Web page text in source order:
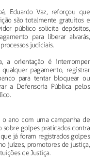
Eduardo Vaz, reforçou que
são totalmente gratuitos e
público solicita depósitos,
para liberar alvarás,
judiciais.
a orientação é interromper
pagamento, registrar
para tentar bloquear ou
a Defensoria Pública pelos
ano com uma campanha de
sobre golpes praticados contra
já foram registrados golpes
juízes, promotores de justiça,
de Justiça.